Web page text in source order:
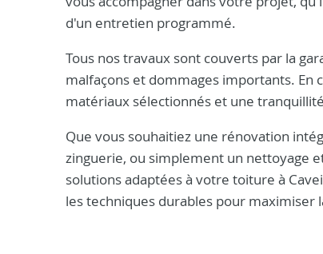
d'un entretien programmé.
Tous nos travaux sont couverts par la
malfaçons et dommages importants. En
matériaux sélectionnés et une
Que vous souhaitiez une rénovation
zinguerie, ou simplement un nettoyage
solutions adaptées à votre toiture à
les techniques durables pour maximiser